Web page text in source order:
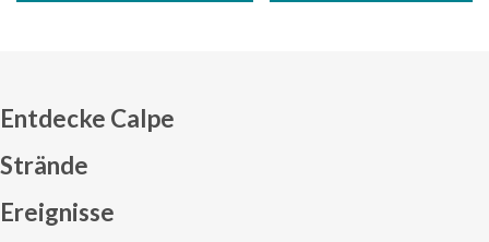
Entdecke Calpe
Strände
Ereignisse